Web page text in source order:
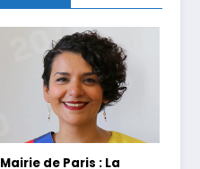
Mairie de Paris : La